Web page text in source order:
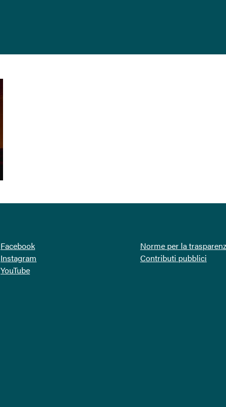
Facebook
Instagram
YouTube
Norme per la
Contributi pubblici